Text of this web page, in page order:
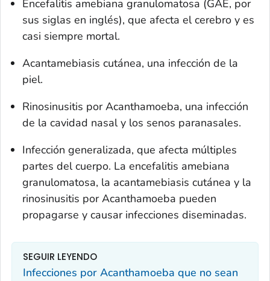
Encefalitis amebiana granulomatosa (GAE, por
sus siglas en inglés), que afecta el cerebro y es
casi siempre mortal.
Acantamebiasis cutánea, una infección de la
piel.
Rinosinusitis porAcanthamoeba, una infección
de la cavidad nasal y los senos paranasales.
Infección generalizada, que afecta múltiples
partes del cuerpo. La encefalitis amebiana
granulomatosa, la acantamebiasis cutánea y la
rinosinusitis porAcanthamoeba pueden
propagarse y causar infecciones diseminadas.
SEGUIR LEYENDO
Infecciones por Acanthamoeba que no sean